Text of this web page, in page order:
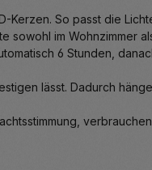
Kerzen. So passt die
im Wohnzimmer
6 Stunden,
lässt. Dadurch